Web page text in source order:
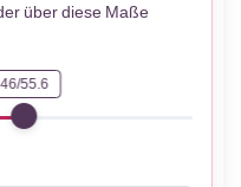
über diese Maße
46/55.6